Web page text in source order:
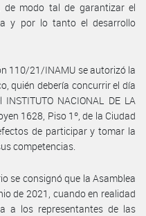
modo tal de garantizar el
y por lo tanto el desarrollo
110/21/INAMU se autorizó la
quién debería concurrir el día
NACIONAL DE LA
1628, Piso 1º, de la Ciudad
de participar y tomar la
competencias.
se consignó que la Asamblea
de 2021, cuando en realidad
a los representantes de las